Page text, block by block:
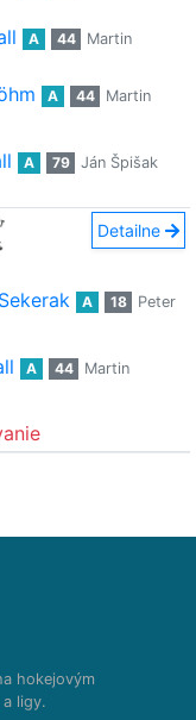
A 44
Martin
A 44
Martin
A 79
Ján Špišak
Detailne
A 18
Peter
A 44
Martin
hokejovým
ligy.